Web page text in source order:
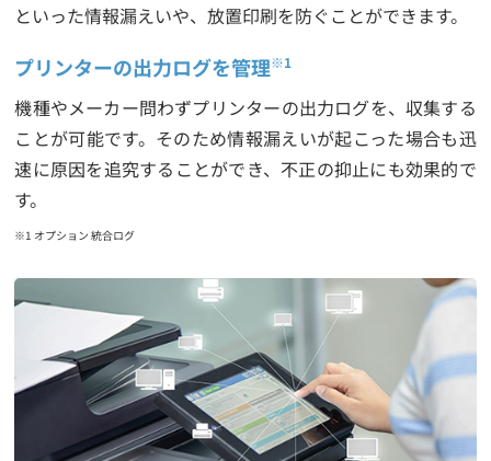
といった情報漏えいや、放置印刷を防ぐことができます。
プリンターの出力ログを管理※1
機種やメーカー問わずプリンターの出力ログを、収集する
ことが可能です。そのため情報漏えいが起こった場合も迅
速に原因を追究することができ、不正の抑止にも効果的で
す。
※1 オプション 統合ログ